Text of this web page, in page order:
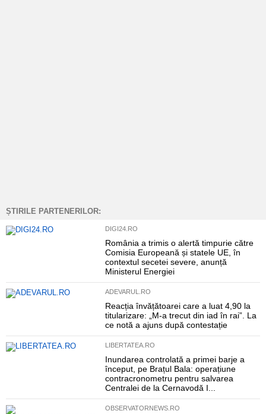
ȘTIRILE PARTENERILOR:
DIGI24.RO
România a trimis o alertă timpurie către
Comisia Europeană și statele UE, în
contextul secetei severe, anunță
Ministerul Energiei
ADEVARUL.RO
Reacția învățătoarei care a luat 4,90 la
titularizare: „M-a trecut din iad în rai”. La
ce notă a ajuns după contestație
LIBERTATEA.RO
Inundarea controlată a primei barje a
început, pe Brațul Bala: operațiune
contracronometru pentru salvarea
Centralei de la Cernavodă I...
OBSERVATORNEWS.RO